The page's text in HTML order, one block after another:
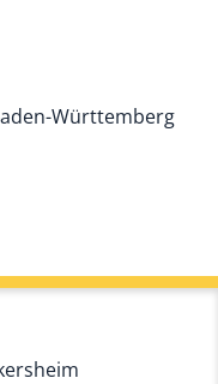
Württemberg